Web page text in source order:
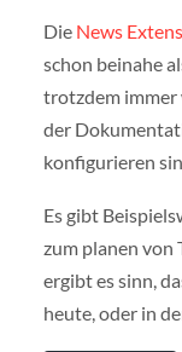
Die News
schon beinahe
trotzdem immer
der
konfigurieren
Es gibt
zum planen von
ergibt es sinn,
heute, oder in